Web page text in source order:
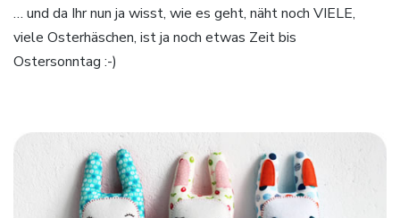
… und da Ihr nun ja wisst, wie es geht, näht noch VIELE,
viele Osterhäschen, ist ja noch etwas Zeit bis
Ostersonntag :-)